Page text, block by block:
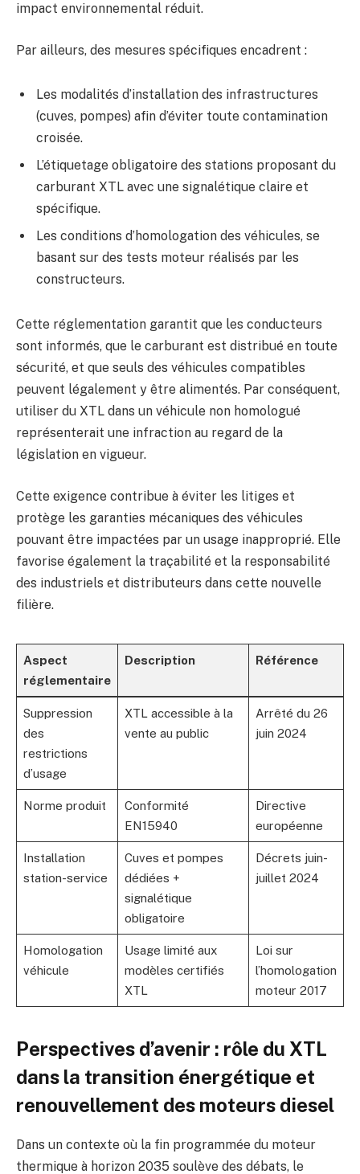
impact environnemental réduit.
Par ailleurs, des mesures spécifiques encadrent :
Les modalités d’installation des infrastructures
(cuves, pompes) afin d’éviter toute contamination
croisée.
L’étiquetage obligatoire des stations proposant du
carburant XTL avec une signalétique claire et
spécifique.
Les conditions d’homologation des véhicules, se
basant sur des tests moteur réalisés par les
constructeurs.
Cette réglementation garantit que les conducteurs
sont informés, que le carburant est distribué en toute
sécurité, et que seuls des véhicules compatibles
peuvent légalement y être alimentés. Par conséquent,
utiliser du XTL dans un véhicule non homologué
représenterait une infraction au regard de la
législation en vigueur.
Cette exigence contribue à éviter les litiges et
protège les garanties mécaniques des véhicules
pouvant être impactées par un usage inapproprié. Elle
favorise également la traçabilité et la responsabilité
des industriels et distributeurs dans cette nouvelle
filière.
Aspect
réglementaire
Description Référence
Suppression
des
restrictions
d’usage
XTL accessible à la
vente au public
Arrêté du 26
juin 2024
Norme produit
Conformité
EN15940
Directive
européenne
Installation
station-service
Cuves et pompes
dédiées +
signalétique
obligatoire
Décrets juin-
juillet 2024
Homologation
véhicule
Usage limité aux
modèles certifiés
XTL
Loi sur
l’homologation
moteur 2017
Perspectives d’avenir : rôle du XTL
dans la transition énergétique et
renouvellement des moteurs diesel
Dans un contexte où la fin programmée du moteur
thermique à horizon 2035 soulève des débats, le